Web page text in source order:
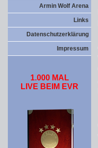
Armin Wolf Arena
Links
Datenschutzerklärung
Impressum
1.000 MAL
LIVE BEIM EVR